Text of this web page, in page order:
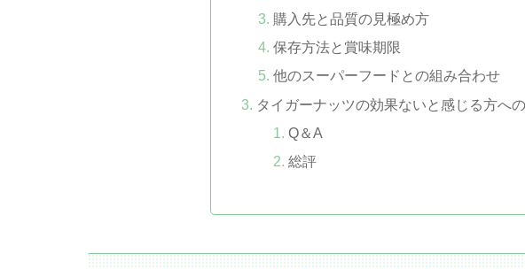
購入先と品質の見極め方
保存方法と賞味期限
他のスーパーフードとの組み合わせ
タイガーナッツの効果ないと感じる方へ
Q＆A
総評